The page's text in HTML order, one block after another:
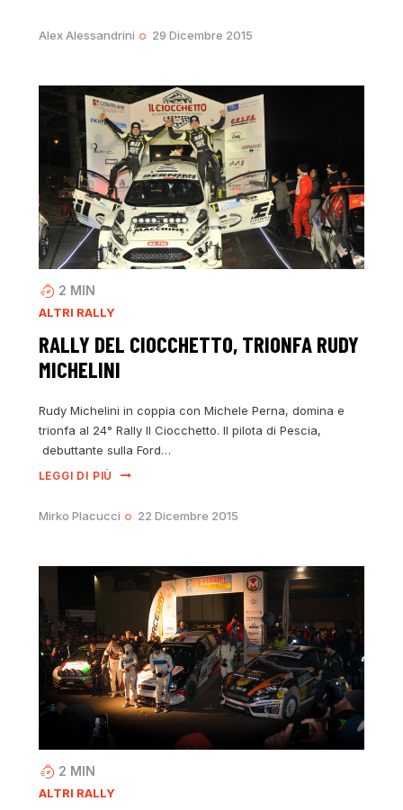
Alex Alessandrini 29 Dicembre 2015
2 MIN
ALTRI RALLY
RALLY DEL CIOCCHETTO, TRIONFA RUDY
MICHELINI
Rudy Michelini in coppia con Michele Perna, domina e
trionfa al 24° Rally Il Ciocchetto. Il pilota di Pescia,
debuttante sulla Ford…
LEGGI DI PIÙ
Mirko Placucci 22 Dicembre 2015
2 MIN
ALTRI RALLY